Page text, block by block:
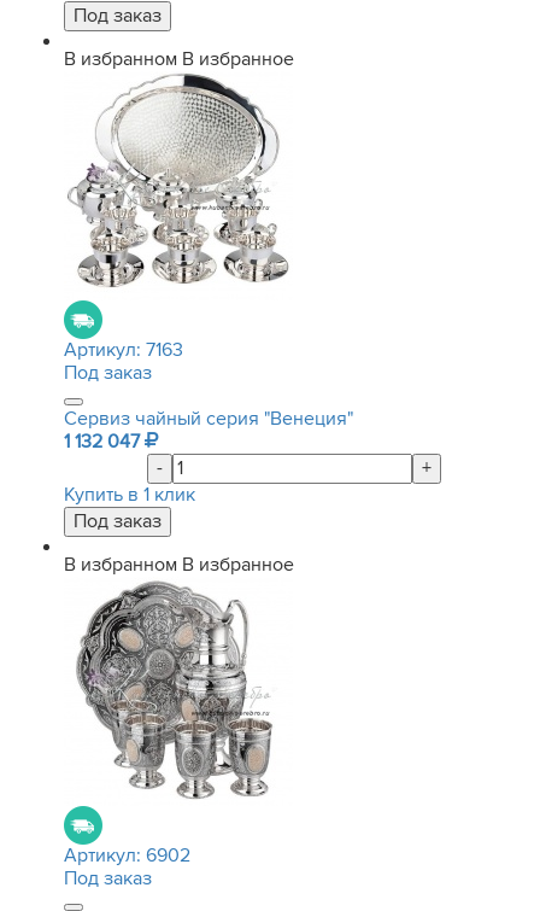
В избранном В избранное
Артикул: 7163
Под заказ
Сервиз чайный серия "Венеция"
1 132 047
-
+
Купить в 1 клик
В избранном В избранное
Артикул: 6902
Под заказ